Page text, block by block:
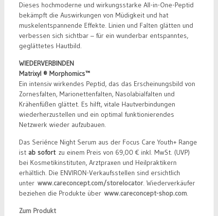
Dieses hochmoderne und wirkungsstarke All-in-One-Peptid
bekämpft die Auswirkungen von Müdigkeit und hat
muskelentspannende Effekte. Linien und Falten glätten und
verbessen sich sichtbar – für ein wunderbar entspanntes,
geglättetes Hautbild.
WIEDERVERBINDEN
Matrixyl ® Morphomics™
Ein intensiv wirkendes Peptid, das das Erscheinungsbild von
Zornesfalten, Marionettenfalten, Nasolabialfalten und
Krähenfüßen glättet. Es hilft, vitale Hautverbindungen
wiederherzustellen und ein optimal funktionierendes
Netzwerk wieder aufzubauen.
Das Seriénce Night Serum aus der Focus Care Youth+ Range
ist ab sofortzu einem Preis von 69,00 € inkl. MwSt. (UVP)
bei Kosmetikinstituten, Arztpraxen und Heilpraktikern
erhältlich. Die ENVIRON-Verkaufsstellen sind ersichtlich
unter www.careconcept.com/storelocator. Wiederverkäufer
beziehen die Produkte über www.careconcept-shop.com.
Zum Produkt